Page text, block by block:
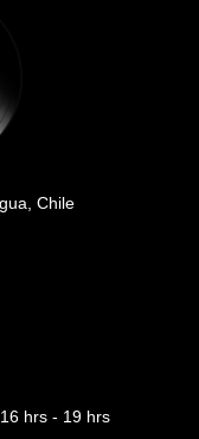
Chile
hrs - 19 hrs